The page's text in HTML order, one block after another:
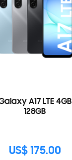
A17 LTE 4GB
128GB
US$ 175.00